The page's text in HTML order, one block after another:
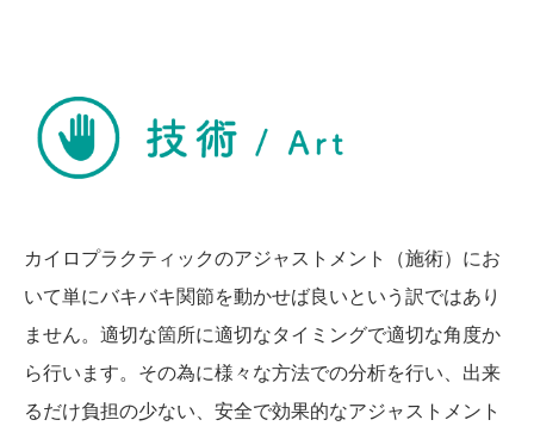
カイロプラクティックのアジャストメント（施術）にお
いて単にバキバキ関節を動かせば良いという訳ではあり
ません。適切な箇所に適切なタイミングで適切な角度か
ら行います。その為に様々な方法での分析を行い、出来
るだけ負担の少ない、安全で効果的なアジャストメント